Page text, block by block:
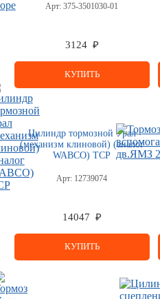
Арт: 375-3501030-01
3124 ₽
КУПИТЬ
Цилиндр тормозной Урал
(механизм клиновой) (аналог
WABCO) ТСР
Арт: 12739074
14047 ₽
КУПИТЬ